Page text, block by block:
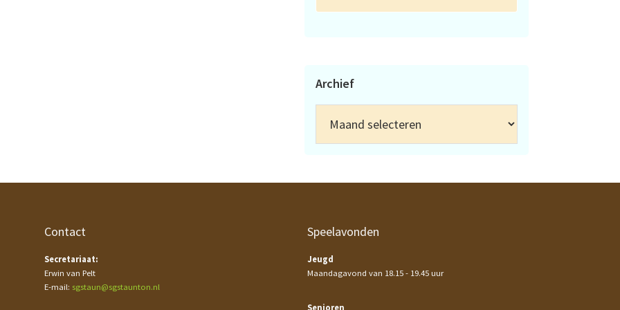
Archief
Contact
Secretariaat:
Erwin van Pelt
E-mail: sgstaun@sgstaunton.nl
Speelavonden
Jeugd
Maandagavond van 18.15 - 19.45 uur
Senioren